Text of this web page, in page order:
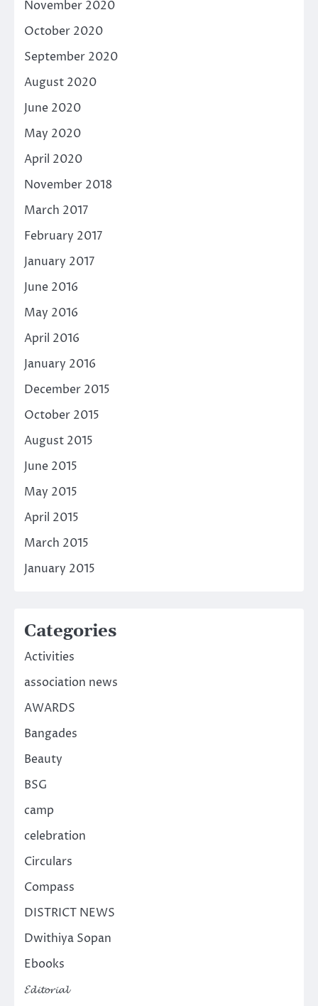
November 2020
October 2020
September 2020
August 2020
June 2020
May 2020
April 2020
November 2018
March 2017
February 2017
January 2017
June 2016
May 2016
April 2016
January 2016
December 2015
October 2015
August 2015
June 2015
May 2015
April 2015
March 2015
January 2015
Categories
Activities
association news
AWARDS
Bangades
Beauty
BSG
camp
celebration
Circulars
Compass
DISTRICT NEWS
Dwithiya Sopan
Ebooks
𝓔𝓭𝓲𝓽𝓸𝓻𝓲𝓪𝓵